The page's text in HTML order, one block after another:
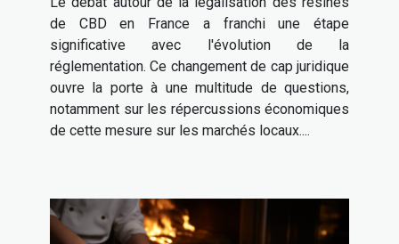
marchés locaux français
de CBD en France a franchi une étape
significative avec l'évolution de la
réglementation. Ce changement de cap juridique
ouvre la porte à une multitude de questions,
notamment sur les répercussions économiques
de cette mesure sur les marchés locaux....